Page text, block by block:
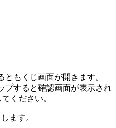
もくじ画面が開きます。
プすると確認画面が表示され
ください。
ます。